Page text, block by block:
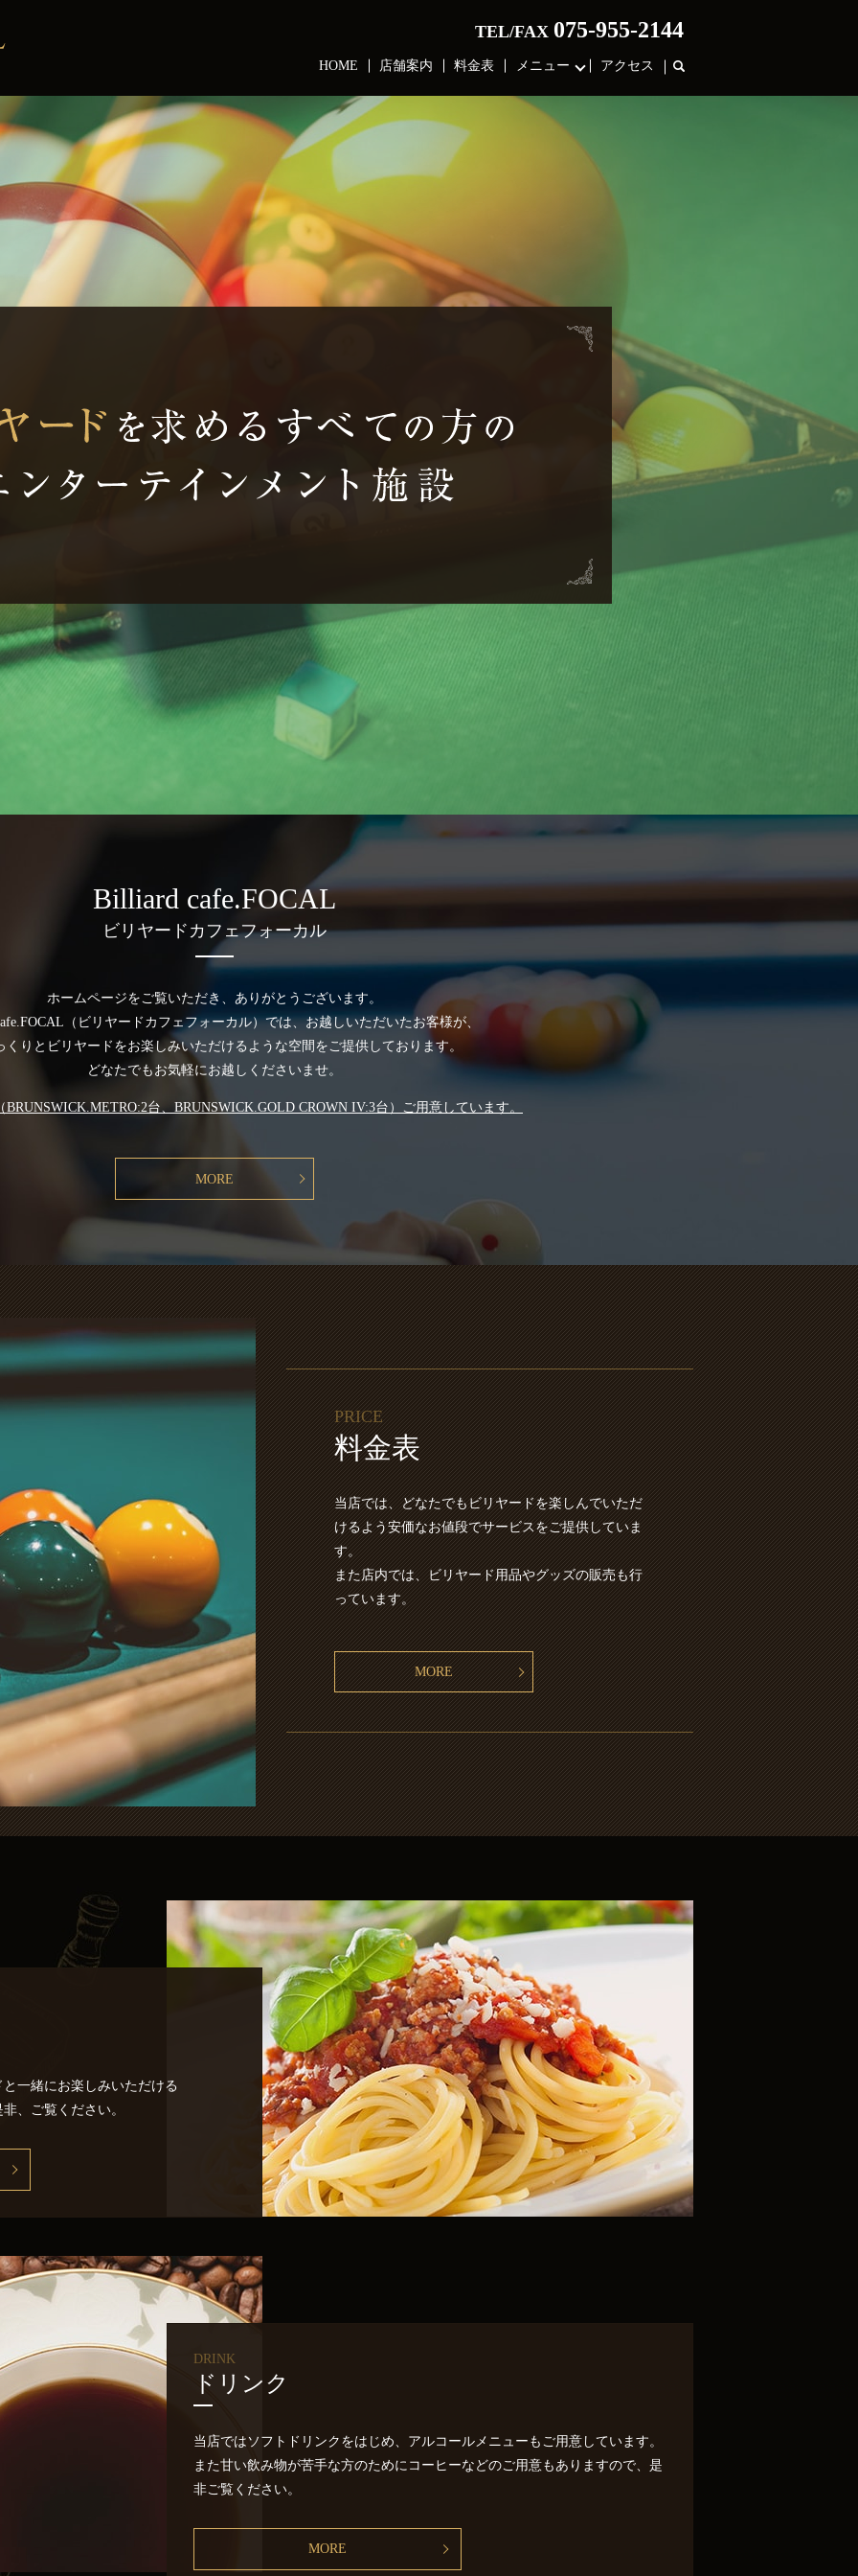
HOME 店舗案内 料金表 メニュー アクセス search
TEL/FAX 075-955-2144
Billiard cafe.FOCAL
ビリヤードカフェフォーカル
ホームページをご覧いただき、ありがとうございます。
（ビリヤードカフェフォーカル）では、お越しいただいたお客様が、
くりとビリヤードをお楽しみいただけるような空間をご提供しております。
どなたでもお気軽にお越しくださいませ。
BRUNSWICK.METRO:2台、BRUNSWICK.GOLD CROWN IV:3台）ご用意しています。
MORE
PRICE
料金表
当店では、どなたでもビリヤードを楽しんでいただ
けるよう安価なお値段でサービスをご提供していま
す。
また店内では、ビリヤード用品やグッズの販売も行
っています。
MORE
一緒にお楽しみいただける
、ご覧ください。
DRINK
ドリンク
当店ではソフトドリンクをはじめ、アルコールメニューもご用意しています。
また甘い飲み物が苦手な方のためにコーヒーなどのご用意もありますので、是
非ご覧ください。
MORE